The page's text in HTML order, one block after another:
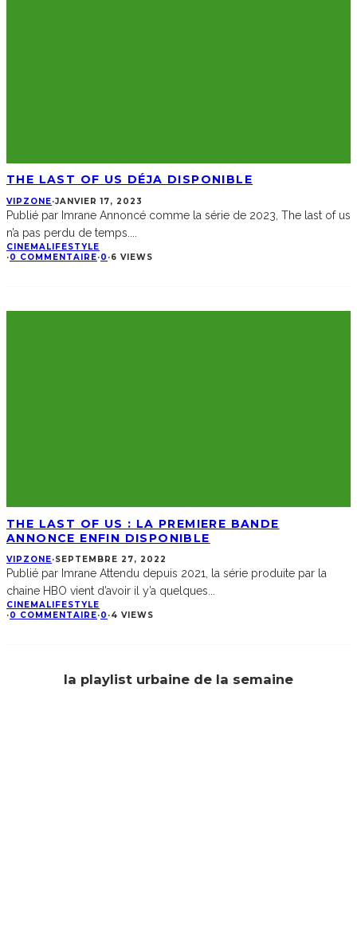
THE LAST OF US DÉJA DISPONIBLE
VIPZONE·JANVIER 17, 2023
Publié par Imrane Annoncé comme la série de 2023, The last of us
n’a pas perdu de temps.
CINEMALIFESTYLE
·0 COMMENTAIRE·0 ·6 VIEWS
THE LAST OF US : LA PREMIERE BANDE
ANNONCE ENFIN DISPONIBLE
VIPZONE·SEPTEMBRE 27, 2022
Publié par Imrane Attendu depuis 2021, la série produite par la
chaine HBO vient d’avoir il y’a quelques
CINEMA LIFESTYLE
·0 COMMENTAIRE·0 ·4 VIEWS
la playlist urbaine de la semaine